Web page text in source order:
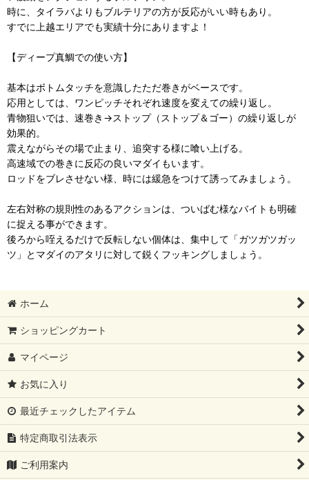
時に、タイラバよりもブルテリアの方が反応がいい時もあり。
すでに上越エリアでも実績十分にありますよ！
【ディープ真鯛での使い方】
基本はボトムタッチを意識したただ巻きがベースです。
応用としては、ワンピッチそれぞれ速度を変えての繰り返し。
青物狙いでは、速巻き→ストップ（ストップ＆ゴー）の繰り返しが
効果的。
震えながらその場で止まり、追突する様に喰い上げる。
高速域での巻きに反応の良いマダイもいます。
ロッドをブレさせない様、時には緩急をつけて誘ってみましょう。
左右対称の規則性のあるアクションは、ついばむ様なバイトも明確
に捉える事ができます。
後ろから咥えるだけで反転しない個体は、集中して「ガツガツガッ
ツ」とマダイのアタリに対して鋭くフッキングしましょう。
ホーム
ショッピングカート
マイページ
お気に入り
最近チェックしたアイテム
特定商取引法表示
ご利用案内